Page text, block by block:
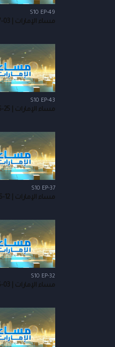
S10 EP-49
مساء الإمارات | 03-7-2024
S10 EP-43
مساء الإمارات | 25-6-2024
S10 EP-37
مساء الإمارات | 12-6-2024
S10 EP-32
مساء الإمارات | 03-6-2024